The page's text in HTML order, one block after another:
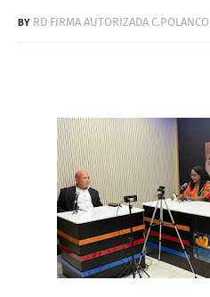
RD FIRMA AUTORIZADA C.POLANCO